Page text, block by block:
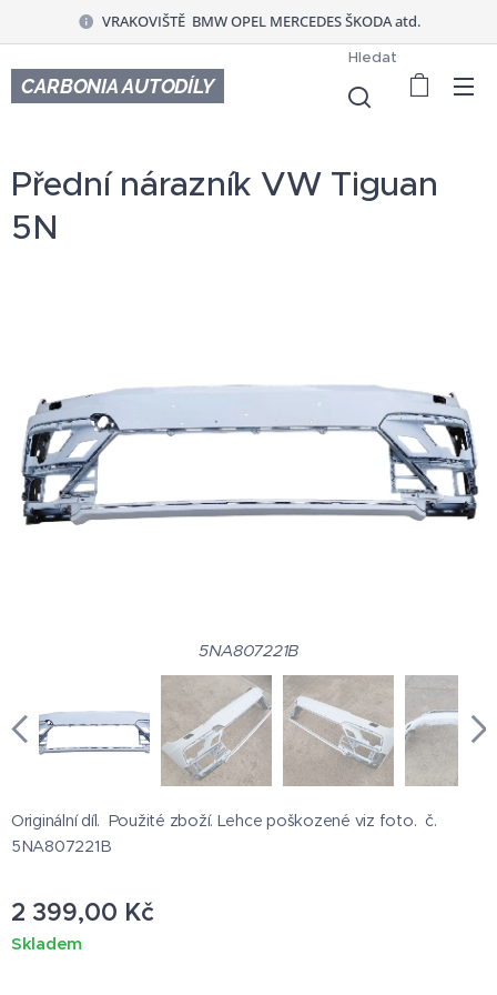
VRAKOVIŠTĚ BMW OPEL MERCEDES ŠKODA atd.
CARBONIA AUTODÍLY
Hledat
Přední nárazník VW Tiguan
5N
5NA807221B
Originální díl. Použité zboží. Lehce poškozené viz foto. č.
5NA807221B
2 399,00 Kč
Skladem